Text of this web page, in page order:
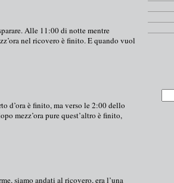
Alle 11:00 di notte mentre
nel ricovero è finito. E quando vuol
d’ora è finito, ma verso le 2:00 dello
mezz’ora pure quest’altro è finito,
siamo andati al ricovero, era l’una